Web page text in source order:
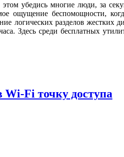
убедись многие люди, за
ощущение беспомощности,
разделов жестких
Здесь среди бесплатных
Fi точку доступа